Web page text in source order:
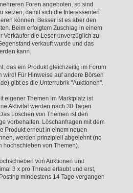
Foren angeboten, so sind
setzen, damit sich die Interessenten
können. Besser ist es aber den
Beim erfolgtem Zuschlag in einem
Verkäufer die Leser unverzüglich zu
verkauft wurde und das
kann.
das ein Produkt gleichzeitig im Forum
wird! Für Hinweise auf andere Börsen
gibt es die Unterrubrik "Auktionen".
eigener Themen im Marktplatz ist
Aktivität werden nach 30 Tagen
Löschen von Themen ist den
vorbehalten. Löschanfragen mit dem
Produkt erneut in einem neuen
werden prinzipiell abgelehnt (no
hochschieben von Themen).
von Auktionen und
3 x pro Thread erlaubt und erst,
mindestens 14 Tage vergangen